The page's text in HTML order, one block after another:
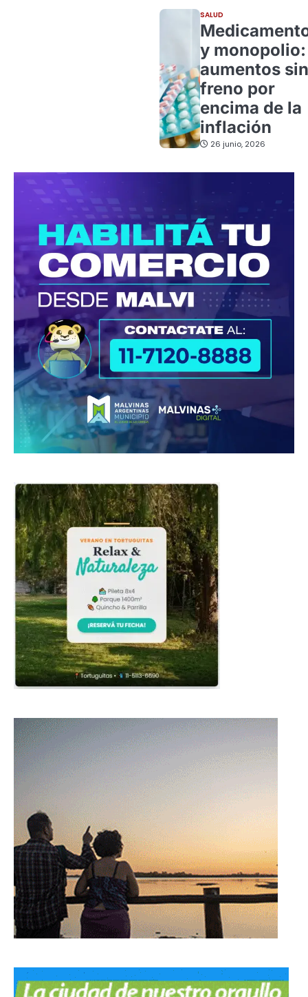
SALUD
y monopolio:
aumentos sin
freno por
encima de la
inflación
26 junio, 2026